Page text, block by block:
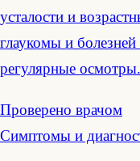
усталости и
глаукомы и
регулярные осмотры.
Проверено врачом
Симптомы и